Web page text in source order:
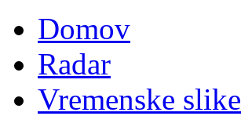
Domov
Radar
Vremenske slike